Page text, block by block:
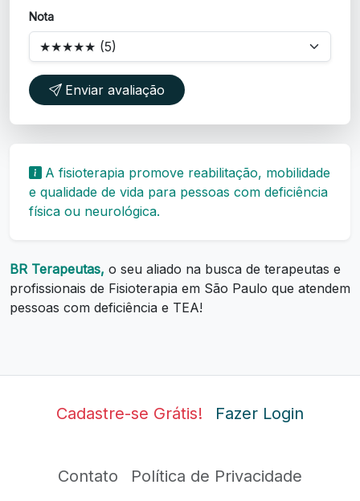
Nota
Enviar avaliação
A fisioterapia promove reabilitação, mobilidade
e qualidade de vida para pessoas com deficiência
física ou neurológica.
BR Terapeutas, o seu aliado na busca de terapeutas e
profissionais de Fisioterapia em São Paulo que atendem
pessoas com deficiência e TEA!
Cadastre-se Grátis! Fazer Login
Contato Política de Privacidade